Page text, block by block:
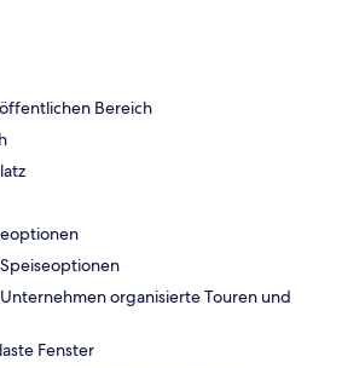
Bereich
organisierte Touren und
Fenster